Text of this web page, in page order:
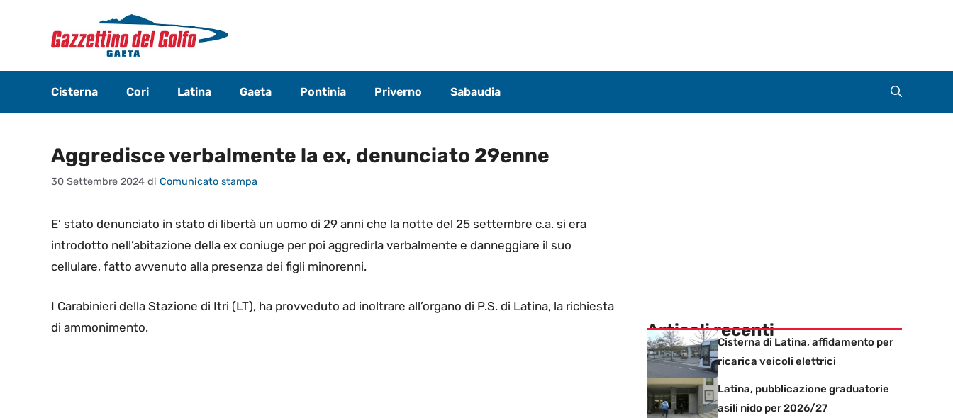
contenuto
Cisterna Cori Latina Gaeta Pontinia Priverno Sabaudia
Aggredisce verbalmente la ex, denunciato 29enne
30 Settembre 2024 di Comunicato stampa
E’ stato denunciato in stato di libertà un uomo di 29 anni che la notte del 25 settembre c.a. si era
introdotto nell’abitazione della ex coniuge per poi aggredirla verbalmente e danneggiare il suo
cellulare, fatto avvenuto alla presenza dei figli minorenni.
I Carabinieri della Stazione di Itri (LT), ha provveduto ad inoltrare all’organo di P.S. di Latina, la richiesta
di ammonimento.
Articoli recenti
Cisterna di Latina, affidamento per
ricarica veicoli elettrici
Latina, pubblicazione graduatorie
asili nido per 2026/27